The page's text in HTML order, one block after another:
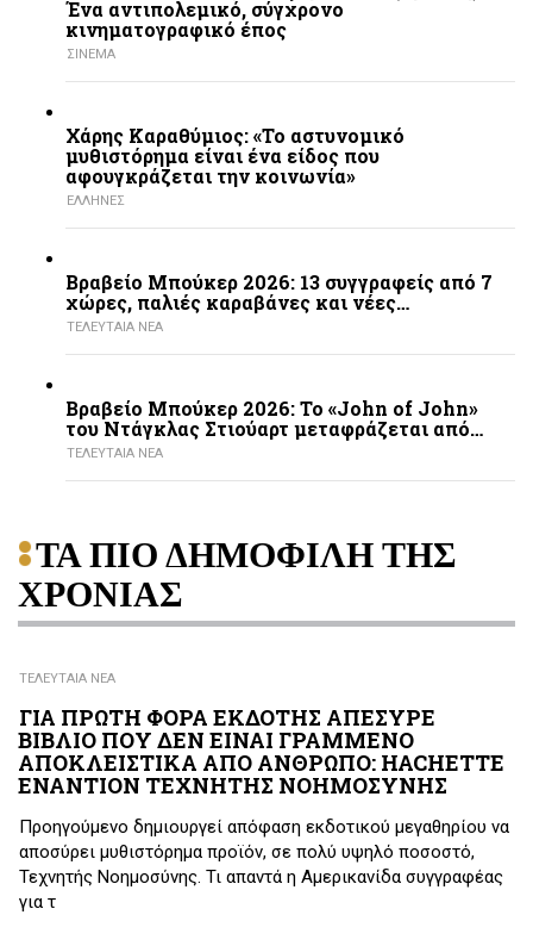
Ένα αντιπολεμικό, σύγχρονο
κινηματογραφικό έπος
ΣΙΝΕΜΑ
Χάρης Καραθύμιος: «Το αστυνομικό
μυθιστόρημα είναι ένα είδος που
αφουγκράζεται την κοινωνία»
ΕΛΛΗΝΕΣ
Βραβείο Μπούκερ 2026: 13 συγγραφείς από 7
χώρες, παλιές καραβάνες και νέες…
ΤΕΛΕΥΤΑΙΑ ΝΕΑ
Βραβείο Μπούκερ 2026: Το «John of John»
του Ντάγκλας Στιούαρτ μεταφράζεται από…
ΤΕΛΕΥΤΑΙΑ ΝΕΑ
ΤΑ ΠΙΟ ΔΗΜΟΦΙΛΗ ΤΗΣ
ΧΡΟΝΙΑΣ
ΤΕΛΕΥΤΑΙΑ ΝΕΑ
ΓΙΑ ΠΡΩΤΗ ΦΟΡΑ ΕΚΔΟΤΗΣ ΑΠΕΣΥΡΕ
ΒΙΒΛΙΟ ΠΟΥ ΔΕΝ ΕΙΝΑΙ ΓΡΑΜΜΕΝΟ
ΑΠΟΚΛΕΙΣΤΙΚΑ ΑΠΟ ΑΝΘΡΩΠΟ: HACHETTE
ΕΝΑΝΤΙΟΝ ΤΕΧΝΗΤΗΣ ΝΟΗΜΟΣΥΝΗΣ
Προηγούμενο δημιουργεί απόφαση εκδοτικού μεγαθηρίου να
αποσύρει μυθιστόρημα προϊόν, σε πολύ υψηλό ποσοστό,
Τεχνητής Νοημοσύνης. Τι απαντά η Αμερικανίδα συγγραφέας
για τ